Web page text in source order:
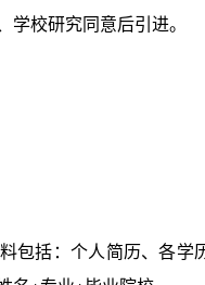
校研究同意后引进。
包括：个人简历、各学